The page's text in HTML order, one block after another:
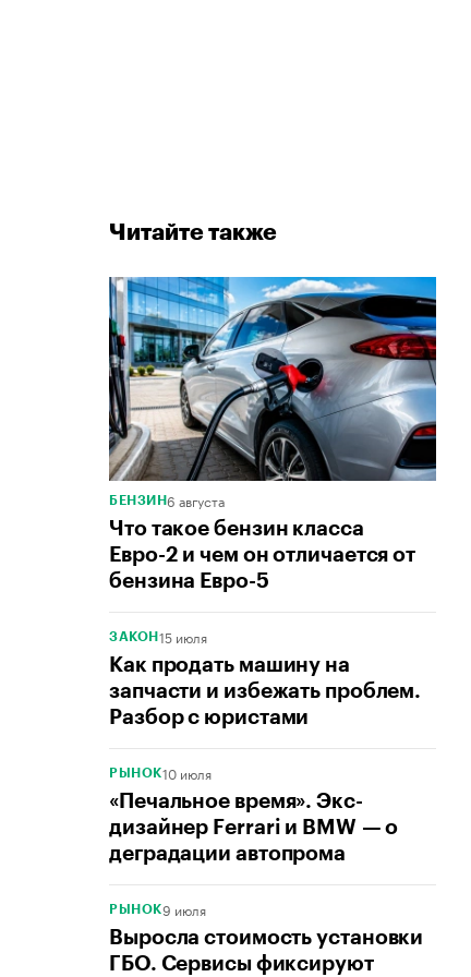
Читайте также
БЕНЗИН6 августа
Что такое бензин класса
Евро-2 и чем он отличается от
бензина Евро-5
ЗАКОН 15 июля
Как продать машину на
запчасти и избежать проблем.
Разбор с юристами
РЫНОК10 июля
«Печальное время». Экс-
дизайнер Ferrari и BMW — о
деградации автопрома
РЫНОК9 июля
Выросла стоимость установки
ГБО. Сервисы фиксируют